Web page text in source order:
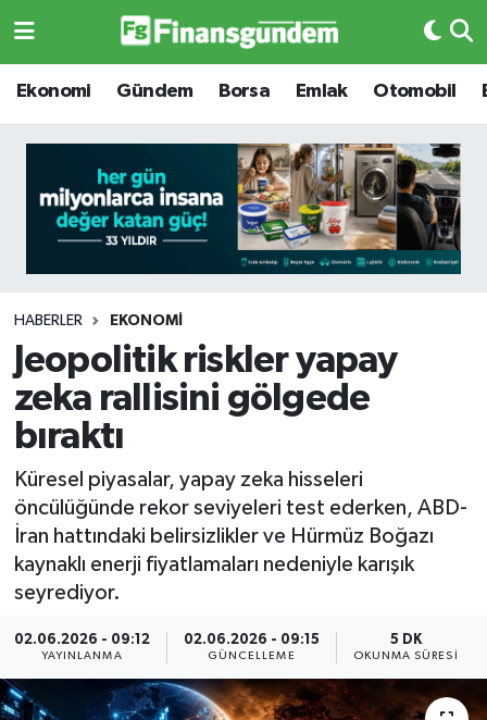
Ekonomi Gündem Borsa Emlak Otomobil
HABERLER EKONOMI
Jeopolitik riskler yapay
zeka rallisini gölgede
bıraktı
Küresel piyasalar, yapay zeka hisseleri
öncülüğünde rekor seviyeleri test ederken, ABD-
İran hattındaki belirsizlikler ve Hürmüz Boğazı
kaynaklı enerji fiyatlamaları nedeniyle karışık
seyrediyor.
02.06.2026 - 09:12
YAYINLANMA
02.06.2026 - 09:15
GÜNCELLEME
5 DK
OKUNMA SÜRESI
Ekonomi
Borsa
Emlak
Otomobil
Gizlilik Sözleşmesi
Hakkımızda
İletişim
Künye
Yasal Uyarı
Ekonomi
Borsa
Emlak
Emtia
BITCOIN
Yapay Zeka